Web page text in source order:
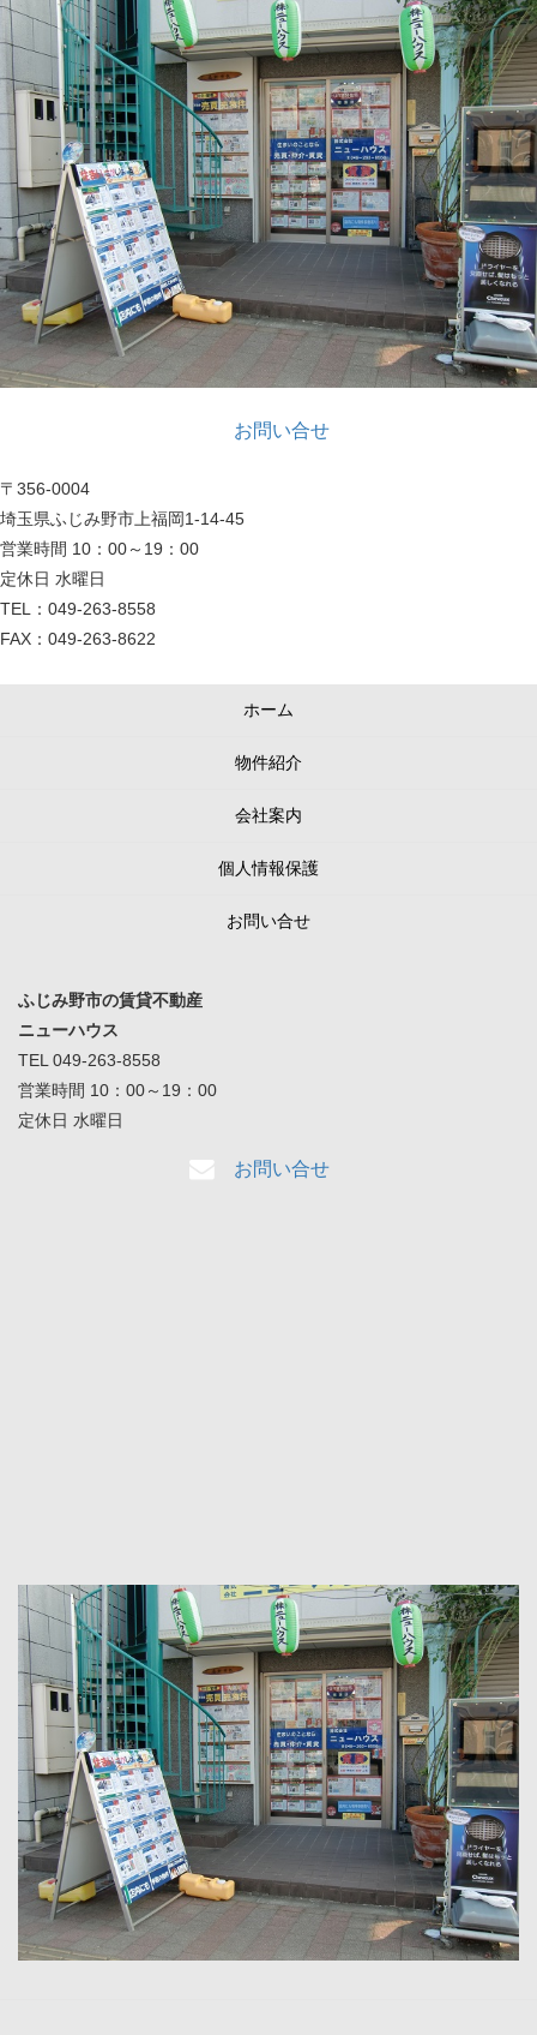
お問い合せ
〒356-0004
埼玉県ふじみ野市上福岡1-14-45
営業時間 10：00～19：00
定休日 水曜日
TEL：049-263-8558
FAX：049-263-8622
ホーム
物件紹介
会社案内
個人情報保護
お問い合せ
ふじみ野市の賃貸不動産
ニューハウス
TEL 049-263-8558
営業時間 10：00～19：00
定休日 水曜日
お問い合せ